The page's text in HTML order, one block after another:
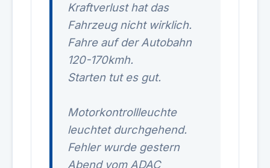
Kraftverlust hat das
Fahrzeug nicht wirklich.
Fahre auf der Autobahn
120-170kmh.
Starten tut es gut.
Motorkontrollleuchte
leuchtet durchgehend.
Fehler wurde gestern
Abend vom ADAC